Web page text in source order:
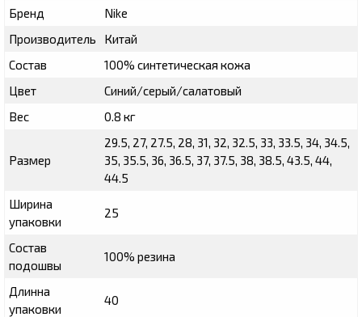
Бренд
Nike
Производитель
Китай
Состав
100% синтетическая кожа
Цвет
Синий/серый/салатовый
Вес
0.8 кг
Размер
29.5, 27, 27.5, 28, 31, 32, 32.5, 33, 33.5, 34, 34.5,
35, 35.5, 36, 36.5, 37, 37.5, 38, 38.5, 43.5, 44,
44.5
Ширина
упаковки
25
Состав
подошвы
100% резина
Длинна
упаковки
40